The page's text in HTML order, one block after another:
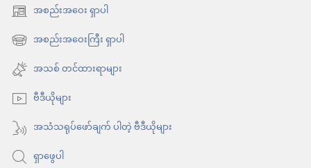
အစည်းအဝေး ရှာပါ
(window
အသစ်
င့်
နေ
ပါ
တယ်)
အစည်းအဝေးကြီး ရှာပါ
(window
အသစ်
င့်
နေ
ပါ
တယ်)
အသစ် တင်ထားရာများ
ဗီဒီယိုများ
အသံသရုပ်ဖော်ချက် ပါတဲ့ ဗီဒီယိုများ
ရှာဖွေပါ